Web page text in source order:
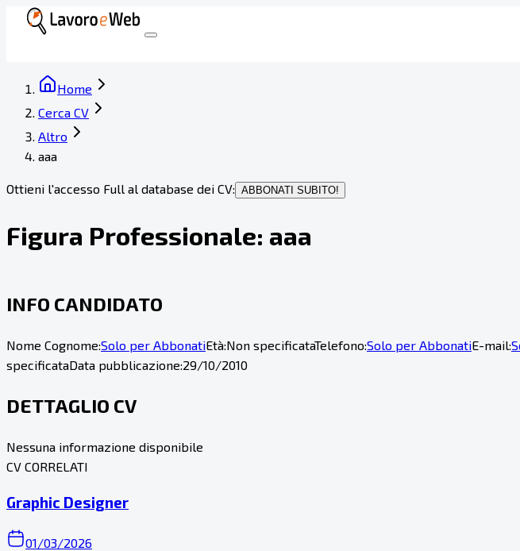
Home
Cerca CV
Altro
aaa
Ottieni l'accesso Full al database dei CV: ABBONATI SUBITO!
Figura Professionale: aaa
INFO CANDIDATO
Nome Cognome:Solo per AbbonatiEtà:Non specificataTelefono:Solo per AbbonatiE-mail:
specificataData pubblicazione:29/10/2010
DETTAGLIO CV
Nessuna informazione disponibile
CV CORRELATI
Graphic Designer
01/03/2026